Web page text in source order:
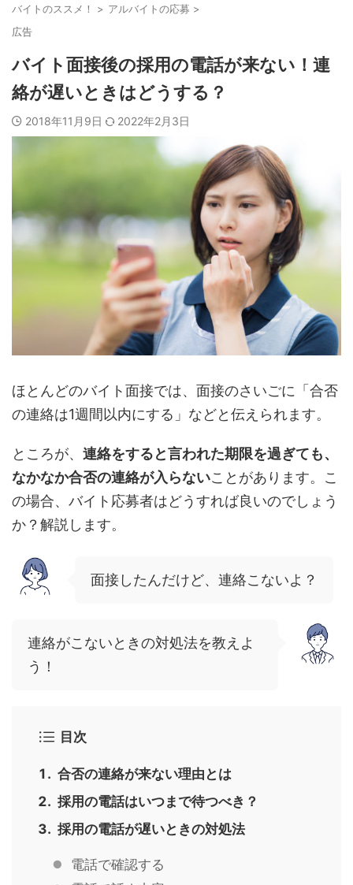
バイトのススメ！ > アルバイトの応募 >
広告
バイト面接後の採用の電話が来ない！連
絡が遅いときはどうする？
2018年11月9日 2022年2月3日
ほとんどのバイト面接では、面接のさいごに「合否
の連絡は1週間以内にする」などと伝えられます。
ところが、 連絡をすると言われた期限を過ぎても、
なかなか合否の連絡が入らないことがあります。こ
の場合、バイト応募者はどうすれば良いのでしょう
か？解説します。
面接したんだけど、連絡こないよ？
連絡がこないときの対処法を教えよ
う！
目次
合否の連絡が来ない理由とは
採用の電話はいつまで待つべき？
採用の電話が遅いときの対処法
電話で確認する